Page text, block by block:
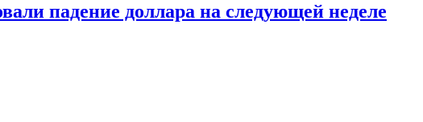
падение доллара на следующей неделе